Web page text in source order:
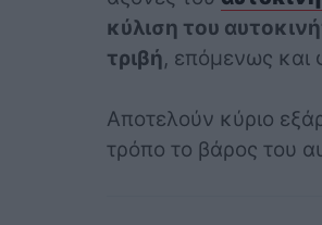
κύλιση του
τριβή, επόμενως και
Αποτελούν κύριο
τρόπο το βάρος του